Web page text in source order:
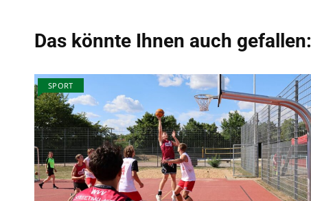
Das könnte Ihnen auch gefallen:
SPORT